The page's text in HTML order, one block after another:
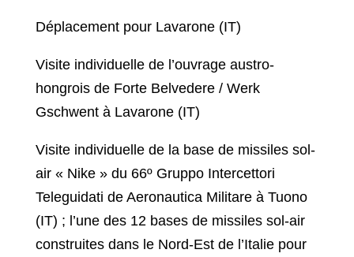
Déplacement pour Lavarone (IT)
Visite individuelle de l’ouvrage austro-
hongrois de Forte Belvedere / Werk
Gschwent à Lavarone (IT)
Visite individuelle de la base de missiles sol-
air « Nike » du 66º Gruppo Intercettori
Teleguidati de Aeronautica Militare à Tuono
(IT) ; l’une des 12 bases de missiles sol-air
construites dans le Nord-Est de l’Italie pour